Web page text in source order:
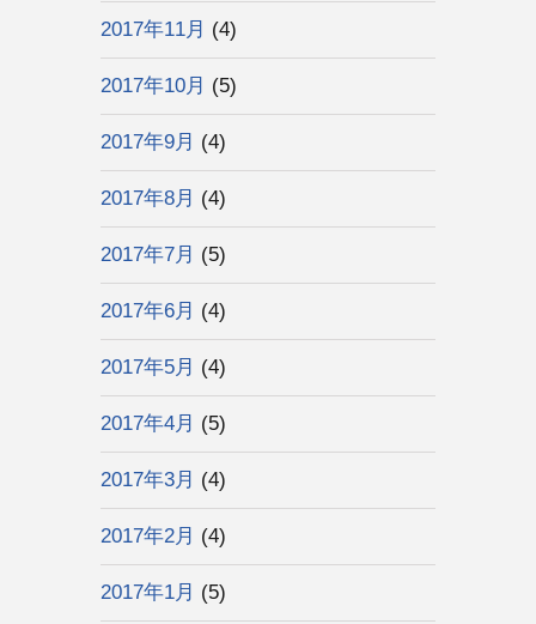
2017年11月 (4)
2017年10月 (5)
2017年9月 (4)
2017年8月 (4)
2017年7月 (5)
2017年6月 (4)
2017年5月 (4)
2017年4月 (5)
2017年3月 (4)
2017年2月 (4)
2017年1月 (5)